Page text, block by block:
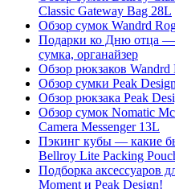
Classic Gateway Bag 28L
Обзор сумок Wandrd
Подарки ко Дню отца —
сумка, органайзер
Обзор рюкзаков Wandrd
Обзор сумки Peak
Обзор рюкзака Peak
Обзор сумок Nomatic
Camera Messenger 13L
Пэкинг кубы — какие
Bellroy Lite Packing
Подборка аксессуаров
Moment и Peak Design!